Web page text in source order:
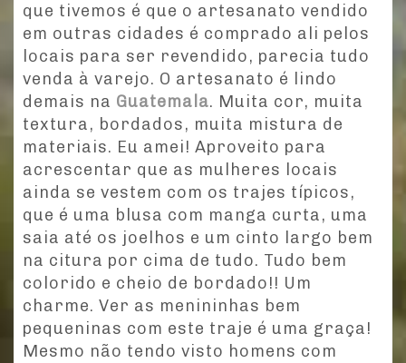
que tivemos é que o artesanato vendido
em outras cidades é comprado ali pelos
locais para ser revendido, parecia tudo
venda à varejo. O artesanato é lindo
demais na Guatemala. Muita cor, muita
textura, bordados, muita mistura de
materiais. Eu amei! Aproveito para
acrescentar que as mulheres locais
ainda se vestem com os trajes típicos,
que é uma blusa com manga curta, uma
saia até os joelhos e um cinto largo bem
na citura por cima de tudo. Tudo bem
colorido e cheio de bordado!! Um
charme. Ver as menininhas bem
pequeninas com este traje é uma graça!
Mesmo não tendo visto homens com